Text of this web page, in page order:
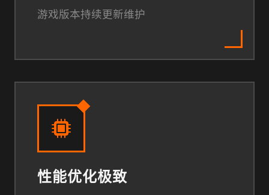
游戏版本持续更新维护
性能优化极致